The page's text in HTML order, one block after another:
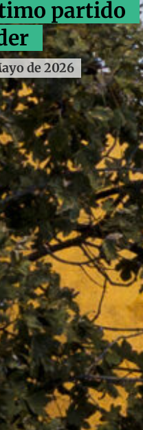
partido
de 2026